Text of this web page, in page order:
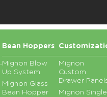
Bean Hoppers
Mignon Blow
Up System
Mignon Glass
Bean Hopper
Mignon
Custom
Drawer
Mignon Single